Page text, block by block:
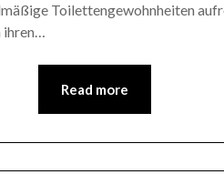
Toilettengewohnheiten
ihren…
Read more